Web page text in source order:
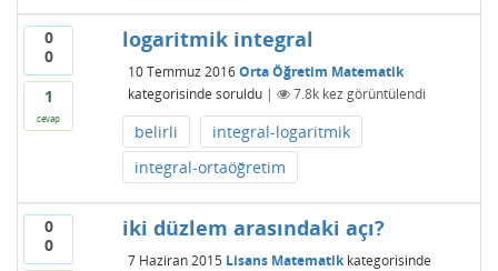
0
0
1
cevap
logaritmik integral
10 Temmuz 2016 Orta Öğretim Matematik
kategorisinde soruldu | 7.8kkez görüntülendi
belirli
integral-logaritmik
integral-ortaöğretim
0
0
iki düzlem arasındaki açı?
7 Haziran 2015 Lisans Matematikkategorisinde